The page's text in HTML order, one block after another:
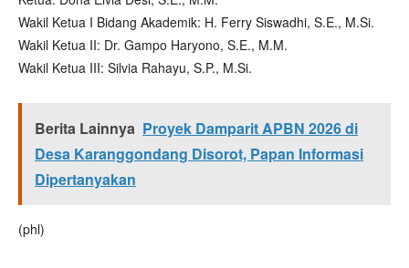
Wakil Ketua I Bidang Akademik: H. Ferry Siswadhi, S.E., M.Si.
Wakil Ketua II: Dr. Gampo Haryono, S.E., M.M.
Wakil Ketua III: Silvia Rahayu, S.P., M.Si.
Berita Lainnya Proyek Damparit APBN 2026 di
Desa Karanggondang Disorot, Papan Informasi
Dipertanyakan
(phl)